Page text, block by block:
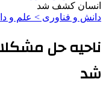
انسان کشف شد
دانش و فناوری > علم و
ناحیه حل
شد